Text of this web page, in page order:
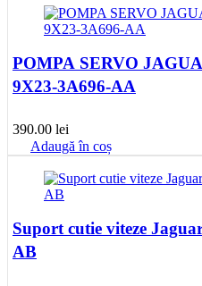
POMPA SERVO
9X23-3A696-AA
390.00 lei
Adaugă în coș
Suport cutie viteze
AB